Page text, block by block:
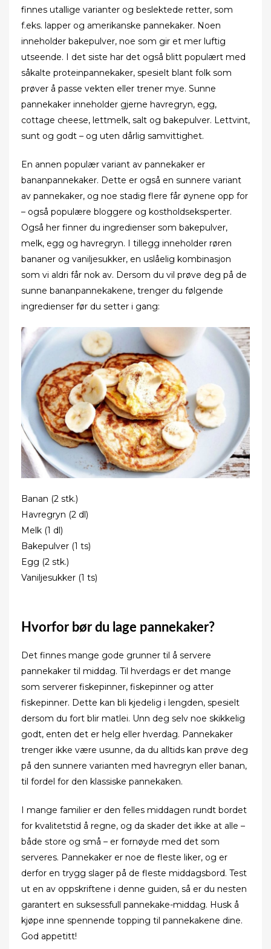
finnes utallige varianter og beslektede retter, som
f.eks. lapper og amerikanske pannekaker. Noen
inneholder bakepulver, noe som gir et mer luftig
utseende. I det siste har det også blitt populært med
såkalte proteinpannekaker, spesielt blant folk som
prøver å passe vekten eller trener mye. Sunne
pannekaker inneholder gjerne havregryn, egg,
cottage cheese, lettmelk, salt og bakepulver. Lettvint,
sunt og godt – og uten dårlig samvittighet.
En annen populær variant av pannekaker er
bananpannekaker. Dette er også en sunnere variant
av pannekaker, og noe stadig flere får øynene opp for
– også populære bloggere og kostholdseksperter.
Også her finner du ingredienser som bakepulver,
melk, egg og havregryn. I tillegg inneholder røren
bananer og vaniljesukker, en uslåelig kombinasjon
som vi aldri får nok av. Dersom du vil prøve deg på de
sunne bananpannekakene, trenger du følgende
ingredienser før du setter i gang:
Banan (2 stk.)
Havregryn (2 dl)
Melk (1 dl)
Bakepulver (1 ts)
Egg (2 stk.)
Vaniljesukker (1 ts)
Hvorfor bør du lage pannekaker?
Det finnes mange gode grunner til å servere
pannekaker til middag. Til hverdags er det mange
som serverer fiskepinner, fiskepinner og atter
fiskepinner. Dette kan bli kjedelig i lengden, spesielt
dersom du fort blir matlei. Unn deg selv noe skikkelig
godt, enten det er helg eller hverdag. Pannekaker
trenger ikke være usunne, da du alltids kan prøve deg
på den sunnere varianten med havregryn eller banan,
til fordel for den klassiske pannekaken.
I mange familier er den felles middagen rundt bordet
for kvalitetstid å regne, og da skader det ikke at alle –
både store og små – er fornøyde med det som
serveres. Pannekaker er noe de fleste liker, og er
derfor en trygg slager på de fleste middagsbord. Test
ut en av oppskriftene i denne guiden, så er du nesten
garantert en suksessfull pannekake-middag. Husk å
kjøpe inne spennende topping til pannekakene dine.
God appetitt!